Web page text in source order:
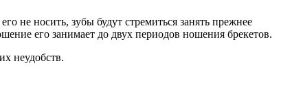
не носить, зубы будут стремиться занять прежнее
его занимает до двух периодов ношения брекетов.
неудобств.